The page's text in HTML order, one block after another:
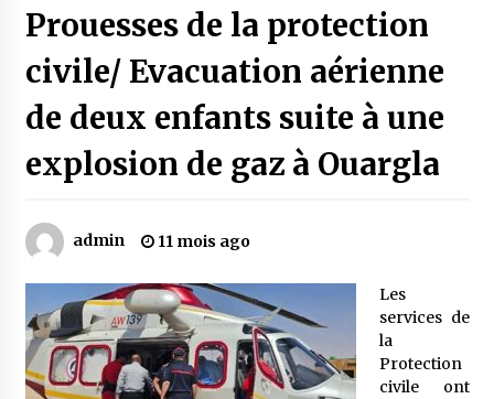
Magie de sorcier
4 ans ago
Oum el Gaïla / L’ogresse du M’zab
4 ans ago
4 ans ago
Quand on va vite
5 ans ago
Prouesses de la protection
civile/ Evacuation aérienne
de deux enfants suite à une
explosion de gaz à Ouargla
admin 11 mois ago
Les
services de
la
Protection
civile ont